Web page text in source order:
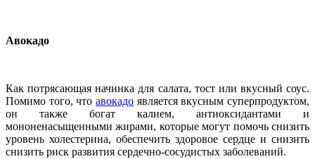
Авокадо
Как потрясающая начинка для салата, тост или вкусный соус.
Помимо того, что авокадо является вкусным суперпродуктом,
он также богат калием, антиоксидантами и
мононенасыщенными жирами, которые могут помочь снизить
уровень холестерина, обеспечить здоровое сердце и снизить
снизить риск развития сердечно-сосудистых заболеваний.